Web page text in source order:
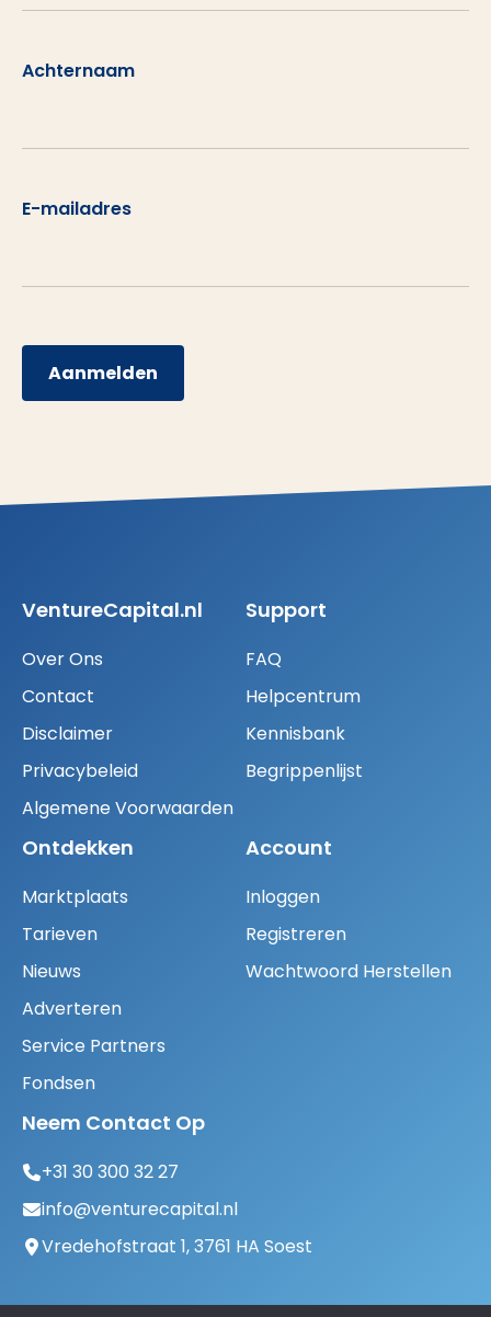
Achternaam
E-mailadres
Aanmelden
VentureCapital.nl
Over Ons
Contact
Disclaimer
Privacybeleid
Algemene Voorwaarden
Support
FAQ
Helpcentrum
Kennisbank
Begrippenlijst
Ontdekken
Marktplaats
Tarieven
Nieuws
Adverteren
Service Partners
Fondsen
Account
Inloggen
Registreren
Wachtwoord Herstellen
Neem Contact Op
+31 30 300 32 27
info@venturecapital.nl
Vredehofstraat 1, 3761 HA Soest